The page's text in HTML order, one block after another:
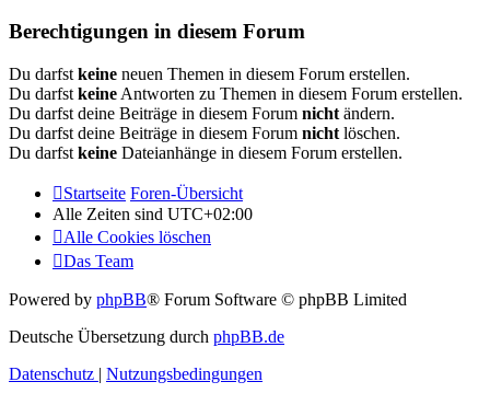
Berechtigungen in diesem Forum
Du darfst keine neuen Themen in diesem Forum erstellen.
Du darfst keine Antworten zu Themen in diesem Forum erstellen.
Du darfst deine Beiträge in diesem Forum nicht ändern.
Du darfst deine Beiträge in diesem Forum nicht löschen.
Du darfst keine Dateianhänge in diesem Forum erstellen.
Startseite Foren-Übersicht
Alle Zeiten sind UTC+02:00
Alle Cookies löschen
Das Team
Powered by phpBB® Forum Software © phpBB Limited
Deutsche Übersetzung durch phpBB.de
Datenschutz | Nutzungsbedingungen